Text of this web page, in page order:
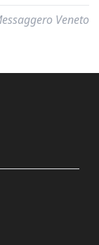
Veneto